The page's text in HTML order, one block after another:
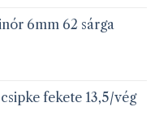
6mm 62 sárga
fekete 13,5/vég